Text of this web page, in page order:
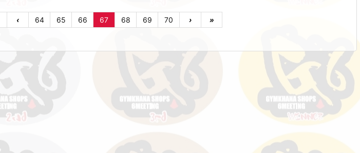
‹ 64 65 66 67 68 69 70 › »